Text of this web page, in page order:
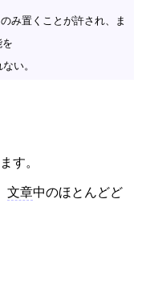
ない。
す。
文章中のほとんどど